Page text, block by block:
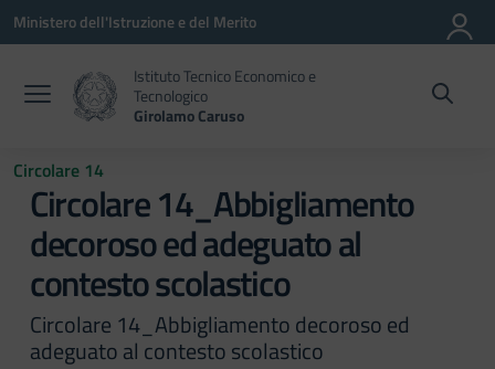
Vai ai contenuti
Vai al menu di navigazione
Vai al footer
Ministero dell'Istruzione e del Merito
Istituto Tecnico Economico e
Tecnologico
Girolamo Caruso
Circolare 14
Circolare 14_Abbigliamento
decoroso ed adeguato al
contesto scolastico
Circolare 14_Abbigliamento decoroso ed
adeguato al contesto scolastico